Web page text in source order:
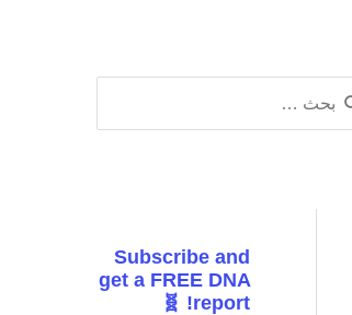
عن:
Subscribe and
get a FREE DNA
report! 🧬